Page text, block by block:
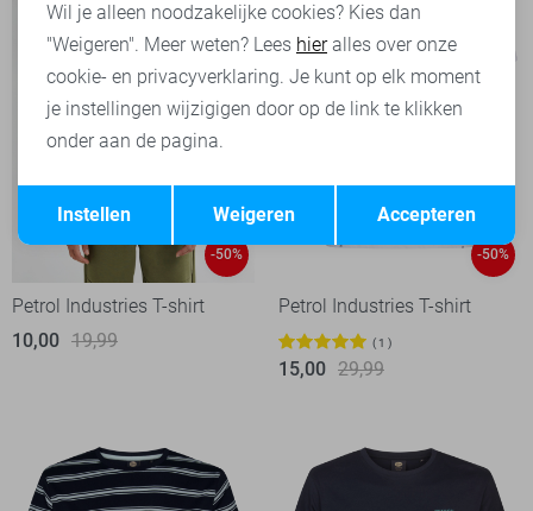
-50%
Petrol Industries T-shirt
10,00 19,99
-50%
Petrol Industries T-shirt
1
15,00 29,99
Terug Opslaan
Wil je alleen noodzakelijke cookies? Kies dan
"Weigeren". Meer weten? Lees hieralles over onze
cookie- en privacyverklaring. Je kunt op elk moment
je instellingen wijzigigen door op de link te klikken
onder aan de pagina.
Accepteren
Weigeren
Instellen